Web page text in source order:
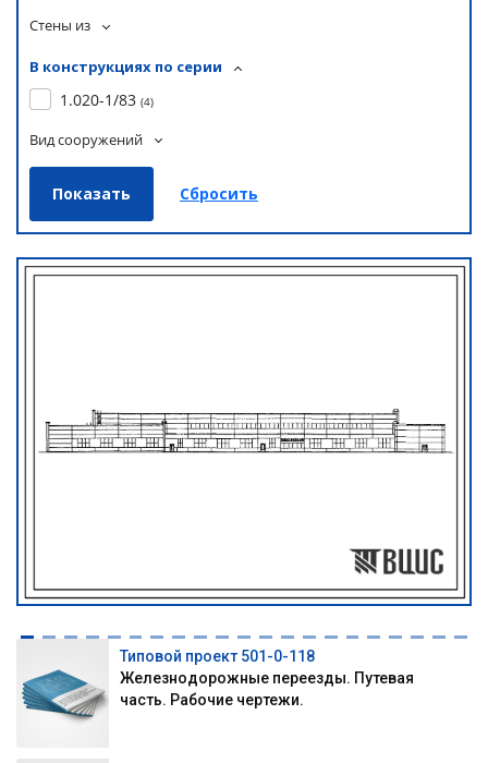
Стены из
В конструкциях по серии
1.020-1/83 (4)
Вид сооружений
Типовой проект 501-0-118
Железнодорожные переезды. Путевая
часть. Рабочие чертежи.